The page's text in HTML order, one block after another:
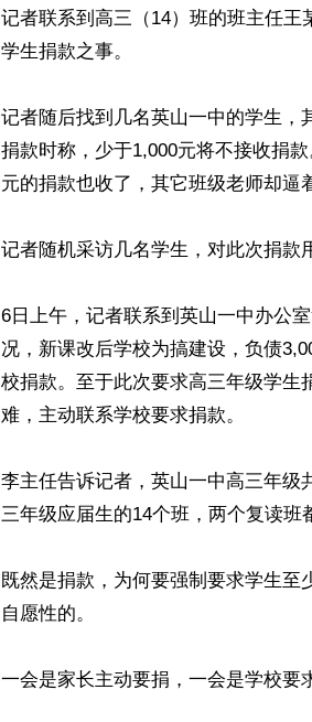
记者联系到高三（14）班的班主任王
学生捐款之事。
记者随后找到几名英山一中的学生，
捐款时称，少于1,000元将不接收捐
元的捐款也收了，其它班级老师却逼
记者随机采访几名学生，对此次捐款
6日上午，记者联系到英山一中办公
况，新课改后学校为搞建设，负债
校捐款。至于此次要求高三年级学生
难，主动联系学校要求捐款。
李主任告诉记者，英山一中高三年级
三年级应届生的14个班，两个复读班
既然是捐款，为何要强制要求学生至
自愿性的。
一会是家长主动要捐，一会是学校要